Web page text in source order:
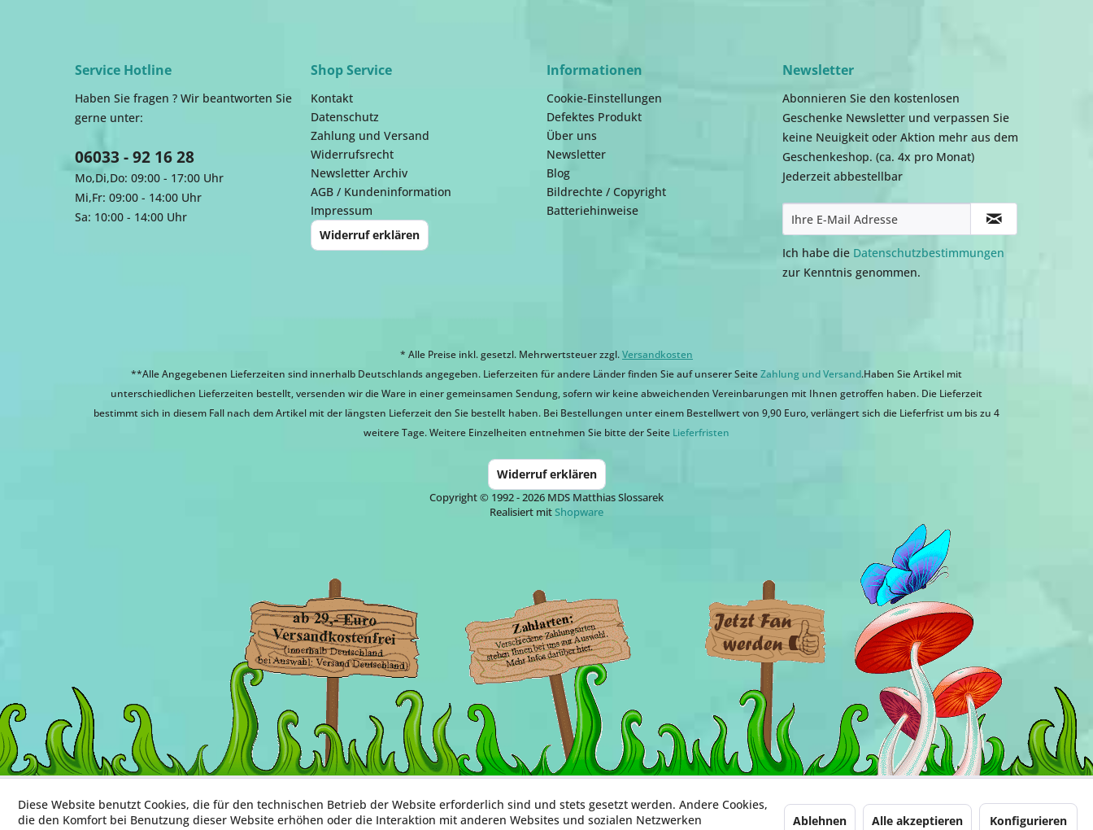
Service Hotline
Haben Sie fragen ? Wir beantworten Sie
gerne unter:
06033 - 92 16 28
Mo,Di,Do: 09:00 - 17:00 Uhr
Mi,Fr: 09:00 - 14:00 Uhr
Sa: 10:00 - 14:00 Uhr
Shop Service
Kontakt
Datenschutz
Zahlung und Versand
Widerrufsrecht
Newsletter Archiv
AGB / Kundeninformation
Impressum
Widerruf erklären
Informationen
Cookie-Einstellungen
Defektes Produkt
Über uns
Newsletter
Blog
Bildrechte / Copyright
Batteriehinweise
Newsletter
Abonnieren Sie den kostenlosen
Geschenke Newsletter und verpassen Sie
keine Neuigkeit oder Aktion mehr aus dem
Geschenkeshop. (ca. 4x pro Monat)
Jederzeit abbestellbar
Ich habe die Datenschutzbestimmungen
zur Kenntnis genommen.
* Alle Preise inkl. gesetzl. Mehrwertsteuer zzgl.Versandkosten
**Alle Angegebenen Lieferzeiten sind innerhalb Deutschlands angegeben. Lieferzeiten für andere Länder finden Sie auf unserer SeiteZahlung und Versand.Haben Sie Artikel mit
unterschiedlichen Lieferzeiten bestellt, versenden wir die Ware in einer gemeinsamen Sendung, sofern wir keine abweichenden Vereinbarungen mit Ihnen getroffen haben. Die Lieferzeit
bestimmt sich in diesem Fall nach dem Artikel mit der längsten Lieferzeit den Sie bestellt haben. Bei Bestellungen unter einem Bestellwert von 9,90 Euro, verlängert sich die Lieferfrist um bis zu 4
weitere Tage. Weitere Einzelheiten entnehmen Sie bitte der Seite Lieferfristen
Widerruf erklären
Copyright © 1992 - 2026 MDS Matthias Slossarek
Realisiert mitShopware
Diese Website benutzt Cookies, die für den technischen Betrieb der Website erforderlich sind und stets gesetzt werden. Andere Cookies,
die den Komfort bei Benutzung dieser Website erhöhen oder die Interaktion mit anderen Websites und sozialen Netzwerken
Ablehnen Alle akzeptieren Konfigurieren